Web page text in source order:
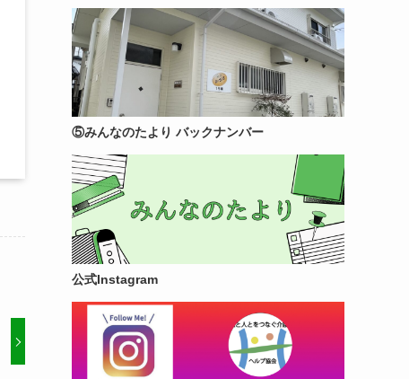
⑤みんなのたより バックナンバー
公式Instagram